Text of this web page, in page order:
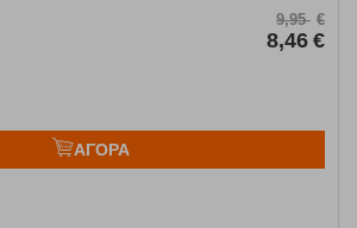
9,95 €
8,46 €
ΑΓΟΡΑ